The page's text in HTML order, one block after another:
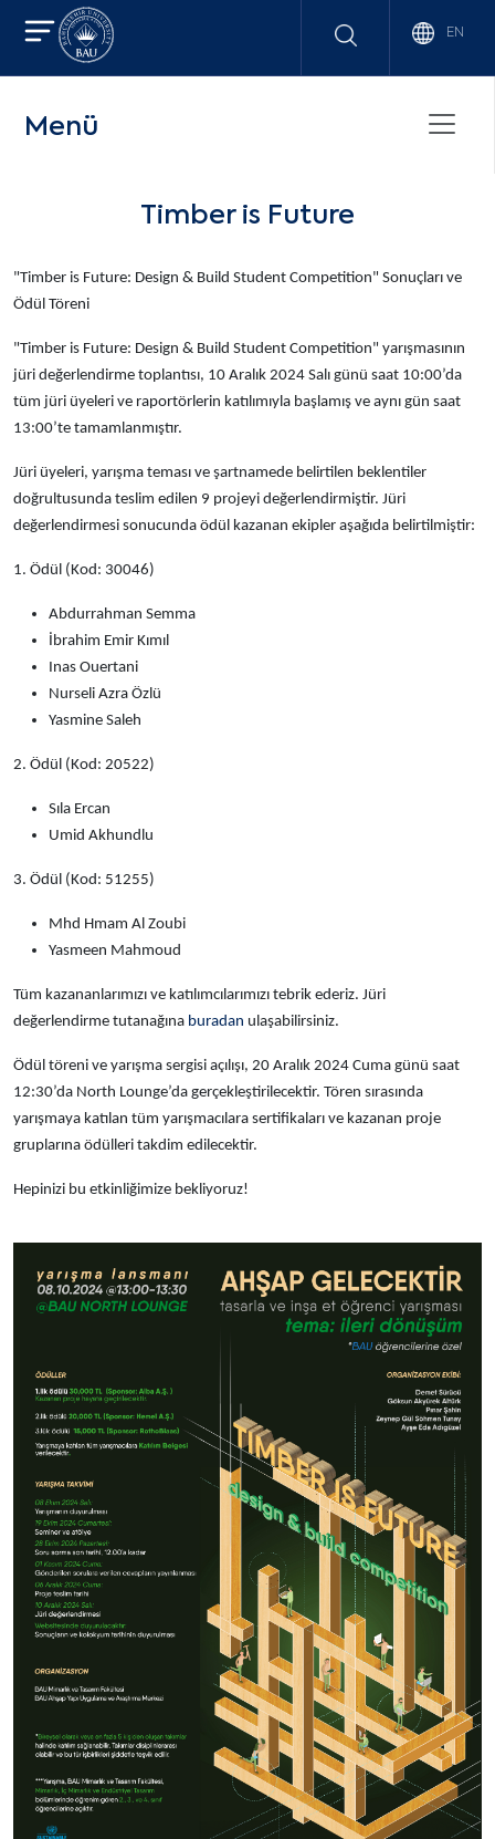
EN
Menü
Timber is Future
"Timber is Future: Design & Build Student Competition" Sonuçları ve
Ödül Töreni
"Timber is Future: Design & Build Student Competition" yarışmasının
jüri değerlendirme toplantısı, 10 Aralık 2024 Salı günü saat 10:00’da
tüm jüri üyeleri ve raportörlerin katılımıyla başlamış ve aynı gün saat
13:00’te tamamlanmıştır.
Jüri üyeleri, yarışma teması ve şartnamede belirtilen beklentiler
doğrultusunda teslim edilen 9 projeyi değerlendirmiştir. Jüri
değerlendirmesi sonucunda ödül kazanan ekipler aşağıda belirtilmiştir:
1. Ödül (Kod: 30046)
Abdurrahman Semma
İbrahim Emir Kımıl
Inas Ouertani
Nurseli Azra Özlü
Yasmine Saleh
2. Ödül (Kod: 20522)
Sıla Ercan
Umid Akhundlu
3. Ödül (Kod: 51255)
Mhd Hmam Al Zoubi
Yasmeen Mahmoud
Tüm kazananlarımızı ve katılımcılarımızı tebrik ederiz. Jüri
değerlendirme tutanağına buradan ulaşabilirsiniz.
Ödül töreni ve yarışma sergisi açılışı, 20 Aralık 2024 Cuma günü saat
12:30’da North Lounge’da gerçekleştirilecektir. Tören sırasında
yarışmaya katılan tüm yarışmacılara sertifikaları ve kazanan proje
gruplarına ödülleri takdim edilecektir.
Hepinizi bu etkinliğimize bekliyoruz!